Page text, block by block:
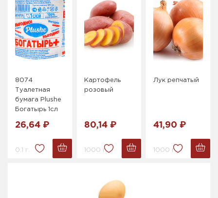
8074
Туалетная
бумага Plushe
Богатырь 1сл
26,64 ₽
0.1 г.
Картофель
розовый
80,14 ₽
1000 г.
Лук репчатый
41,90 ₽
1000 г.